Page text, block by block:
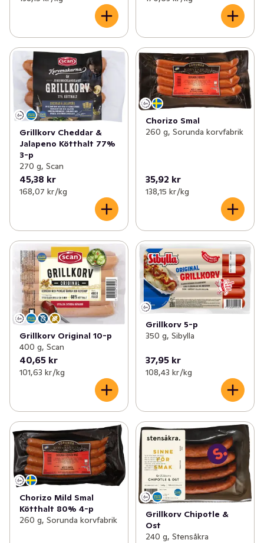
Grillkorv Cheddar &
Jalapeno Kötthalt 77%
3-p
270 g, Scan
45,38 kr
168,07 kr /kg
Chorizo Smal
260 g, Sorunda korvfabrik
35,92 kr
138,15 kr /kg
Grillkorv Original 10-p
400 g, Scan
40,65 kr
101,63 kr /kg
Grillkorv 5-p
350 g, Sibylla
37,95 kr
108,43 kr /kg
Chorizo Mild Smal
Kötthalt 80% 4-p
260 g, Sorunda korvfabrik
Grillkorv Chipotle &
Ost
240 g, Stensåkra